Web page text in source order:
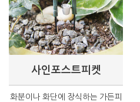
사인포스트피켓
화분이나 화단에 장식하는 가든피